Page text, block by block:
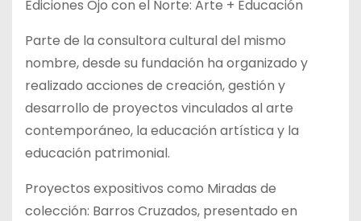
Ediciones Ojo con el Norte: Arte + Educación
Parte de la consultora cultural del mismo
nombre, desde su fundación ha organizado y
realizado acciones de creación, gestión y
desarrollo de proyectos vinculados al arte
contemporáneo, la educación artística y la
educación patrimonial.
Proyectos expositivos como Miradas de
colección: Barros Cruzados, presentado en